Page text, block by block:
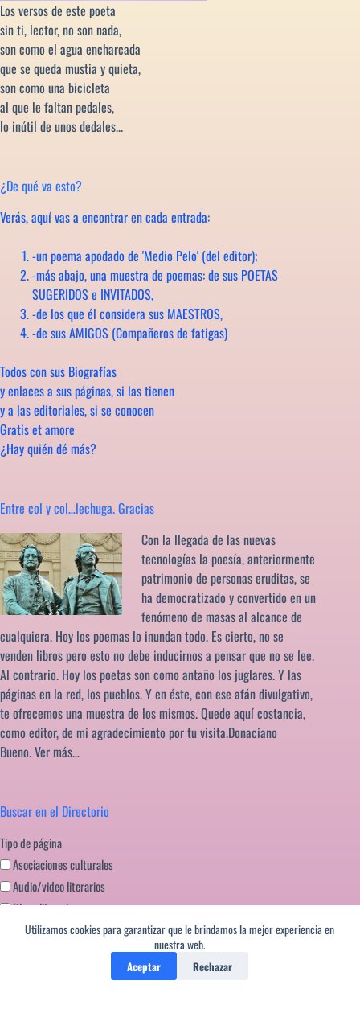
Utilizamos cookies para garantizar que le brindamos la mejor experiencia en
nuestra web.
Aceptar Rechazar
Los versos de este poeta
sin ti, lector, no son nada,
son como el agua encharcada
que se queda mustia y quieta,
son como una bicicleta
al que le faltan pedales,
lo inútil de unos dedales...
¿De qué va esto?
Verás, aquí vas a encontrar en cada entrada:
-un poema apodado de 'Medio Pelo' (del editor);
-más abajo, una muestra de poemas: de sus POETAS
SUGERIDOS e INVITADOS,
-de los que él considera sus MAESTROS,
-de sus AMIGOS (Compañeros de fatigas)
Todos con sus Biografías
y enlaces a sus páginas, si las tienen
y a las editoriales, si se conocen
Gratis et amore
¿Hay quién dé más?
Entre col y col…lechuga. Gracias
Con la llegada de las nuevas
tecnologías la poesía, anteriormente
patrimonio de personas eruditas, se
ha democratizado y convertido en un
fenómeno de masas al alcance de
cualquiera. Hoy los poemas lo inundan todo. Es cierto, no se
venden libros pero esto no debe inducirnos a pensar que no se lee.
Al contrario. Hoy los poetas son como antaño los juglares. Y las
páginas en la red, los pueblos. Y en éste, con ese afán divulgativo,
te ofrecemos una muestra de los mismos. Quede aquí costancia,
como editor, de mi agradecimiento por tu visita.Donaciano
Bueno.Ver más…
Buscar en el Directorio
Tipo de página
Asociaciones culturales
Audio/video literarios
Blogs literarios
Editoriales literatura